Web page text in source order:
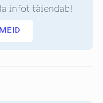
infot täiendab!